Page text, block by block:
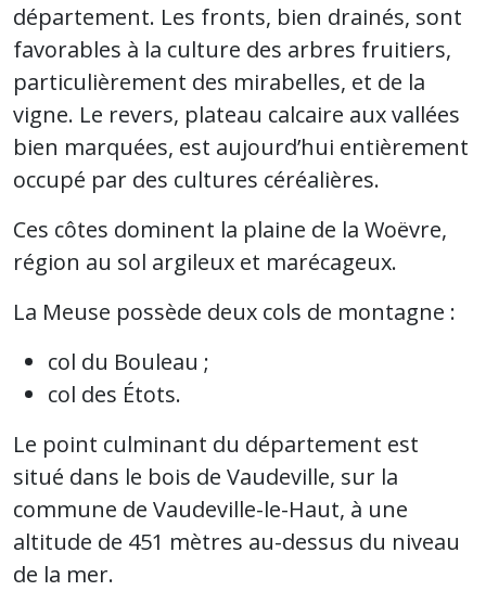
département. Les fronts, bien drainés, sont
favorables à la culture des arbres fruitiers,
particulièrement des mirabelles, et de la
vigne. Le revers, plateau calcaire aux vallées
bien marquées, est aujourd’hui entièrement
occupé par des cultures céréalières.
Ces côtes dominent la plaine de la Woëvre,
région au sol argileux et marécageux.
La Meuse possède deux cols de montagne :
col du Bouleau ;
col des Étots.
Le point culminant du département est
situé dans le bois de Vaudeville, sur la
commune de Vaudeville-le-Haut, à une
altitude de 451 mètres au-dessus du niveau
de la mer.